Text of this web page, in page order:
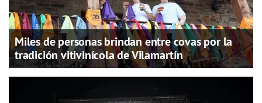
Miles de personas brindan entre covas por la
tradición vitivinícola de Vilamartín